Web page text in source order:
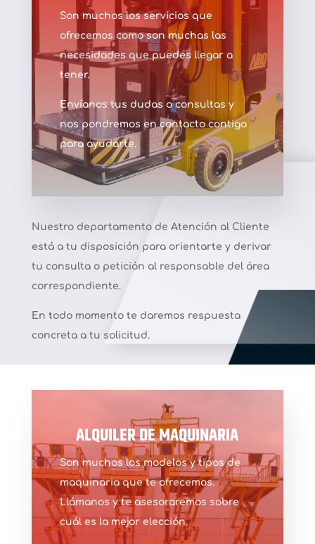
Son muchos los servicios que
ofrecemos como son muchas las
necesidades que puedes llegar a
tener.
Envíanos tus dudas o consultas y
nos pondremos en contacto contigo
para ayudarte.
Nuestro departamento de Atención al Cliente
está a tu disposición para orientarte y derivar
tu consulta o petición al responsable del área
correspondiente.
En todo momento te daremos respuesta
concreta a tu solicitud.
ALQUILER DE MAQUINARIA
Son muchos los modelos y tipos de
maquinaria que te ofrecemos.
Llámanos y te asesoraremos sobre
cuál es la mejor elección.